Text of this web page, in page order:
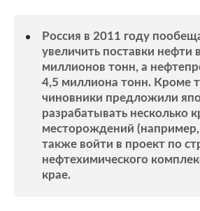
Россия в 2011 году
увеличить поставки нефти
миллионов тонн, а
4,5 миллиона тонн. Кроме
чиновники предложили
разрабатывать несколько
месторождений
также войти в проект по
нефтехимического
крае.